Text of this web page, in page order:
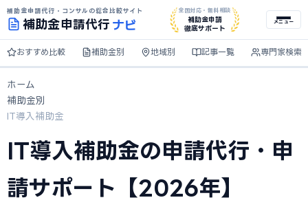
補助金申請代行・コンサルの総合比較サイト
補助金申請代行 ナビ
全国対応・無料相談
補助金申請
徹底サポート
メニュー
おすすめ比較 補助金別 地域別 記事一覧 専門家検索
ホーム
補助金別
IT導入補助金
IT導入補助金の申請代行・申
請サポート【2026年】